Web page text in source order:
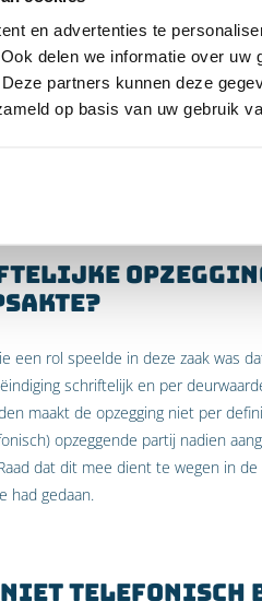
en advertenties te
delen we informatie over
partners kunnen deze
op basis van uw gebruik
omstandigheden mee dienen
van het geval van belang zijn
een rol speelde in deze zaak was
schriftelijk en per
maakt de opzegging niet per
opzeggende partij nadien
dat dit mee dient te wegen in
had gedaan.
telefonisch